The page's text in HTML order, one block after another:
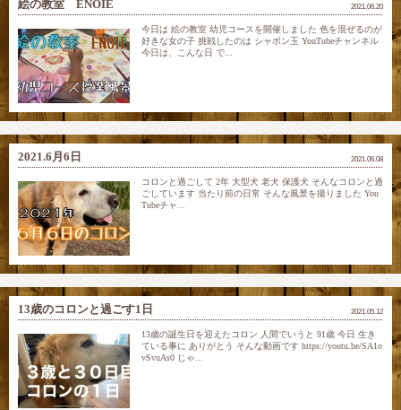
2021.06.20
絵の教室 ENOIE
今日は 絵の教室 幼児コースを開催しました 色を混ぜるのが
好きな女の子 挑戦したのは シャボン玉 YouTubeチャンネル
今日は、こんな日 で...
2021.06.08
2021.6月6日
コロンと過ごして 2年 大型犬 老犬 保護犬 そんなコロンと過
ごしています 当たり前の日常 そんな風景を撮りました You
Tubeチャ...
2021.05.12
13歳のコロンと過ごす1日
13歳の誕生日を迎えたコロン 人間でいうと 91歳 今日 生き
ている事に ありがとう そんな動画です https://youtu.be/SA1o
vSvuAs0 じゃ...